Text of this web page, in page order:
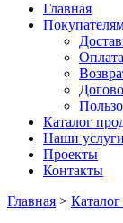
Главная
Оплата
Каталог
Наши услуги
Проекты
Контакты
Главная >